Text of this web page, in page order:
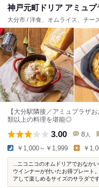
神戸元町ドリア アミュ
大分市 / 洋食、オムライス、チー
【大分駅隣接／アミュプラザ
類以上の料理を堪能◎
3.00 8 人
￥1,000～￥1,999 ￥
...ニコニコのオムドリアでおな
ウインナーが付いたお得プレー
アして楽しめるサイズのサラダです